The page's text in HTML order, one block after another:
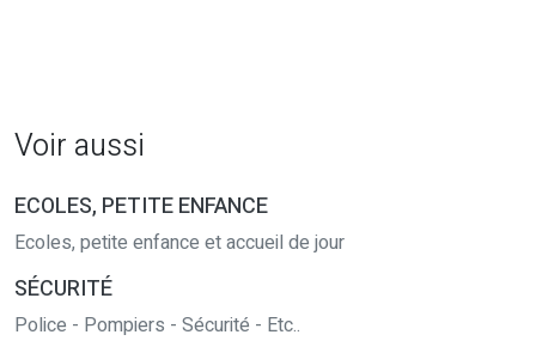
Voir aussi
ECOLES, PETITE ENFANCE
Ecoles, petite enfance et accueil de jour
SÉCURITÉ
Police - Pompiers - Sécurité - Etc..